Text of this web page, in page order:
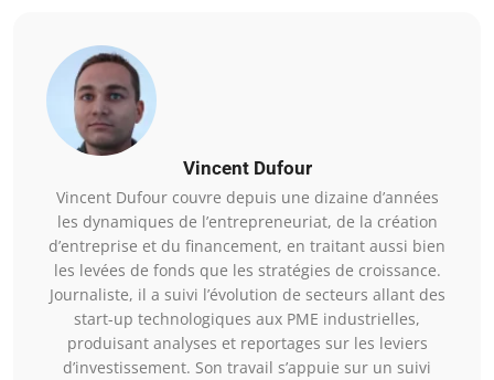
Vincent Dufour
Vincent Dufour couvre depuis une dizaine d’années
les dynamiques de l’entrepreneuriat, de la création
d’entreprise et du financement, en traitant aussi bien
les levées de fonds que les stratégies de croissance.
Journaliste, il a suivi l’évolution de secteurs allant des
start-up technologiques aux PME industrielles,
produisant analyses et reportages sur les leviers
d’investissement. Son travail s’appuie sur un suivi